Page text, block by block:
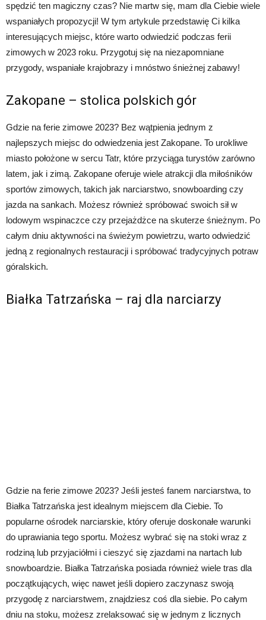
spędzić ten magiczny czas? Nie martw się, mam dla Ciebie wiele
wspaniałych propozycji! W tym artykule przedstawię Ci kilka
interesujących miejsc, które warto odwiedzić podczas ferii
zimowych w 2023 roku. Przygotuj się na niezapomniane
przygody, wspaniałe krajobrazy i mnóstwo śnieżnej zabawy!
Zakopane – stolica polskich gór
Gdzie na ferie zimowe 2023? Bez wątpienia jednym z
najlepszych miejsc do odwiedzenia jest Zakopane. To urokliwe
miasto położone w sercu Tatr, które przyciąga turystów zarówno
latem, jak i zimą. Zakopane oferuje wiele atrakcji dla miłośników
sportów zimowych, takich jak narciarstwo, snowboarding czy
jazda na sankach. Możesz również spróbować swoich sił w
lodowym wspinaczce czy przejażdżce na skuterze śnieżnym. Po
całym dniu aktywności na świeżym powietrzu, warto odwiedzić
jedną z regionalnych restauracji i spróbować tradycyjnych potraw
góralskich.
Białka Tatrzańska – raj dla narciarzy
Gdzie na ferie zimowe 2023? Jeśli jesteś fanem narciarstwa, to
Białka Tatrzańska jest idealnym miejscem dla Ciebie. To
popularne ośrodek narciarskie, który oferuje doskonałe warunki
do uprawiania tego sportu. Możesz wybrać się na stoki wraz z
rodziną lub przyjaciółmi i cieszyć się zjazdami na nartach lub
snowboardzie. Białka Tatrzańska posiada również wiele tras dla
początkujących, więc nawet jeśli dopiero zaczynasz swoją
przygodę z narciarstwem, znajdziesz coś dla siebie. Po całym
dniu na stoku, możesz zrelaksować się w jednym z licznych